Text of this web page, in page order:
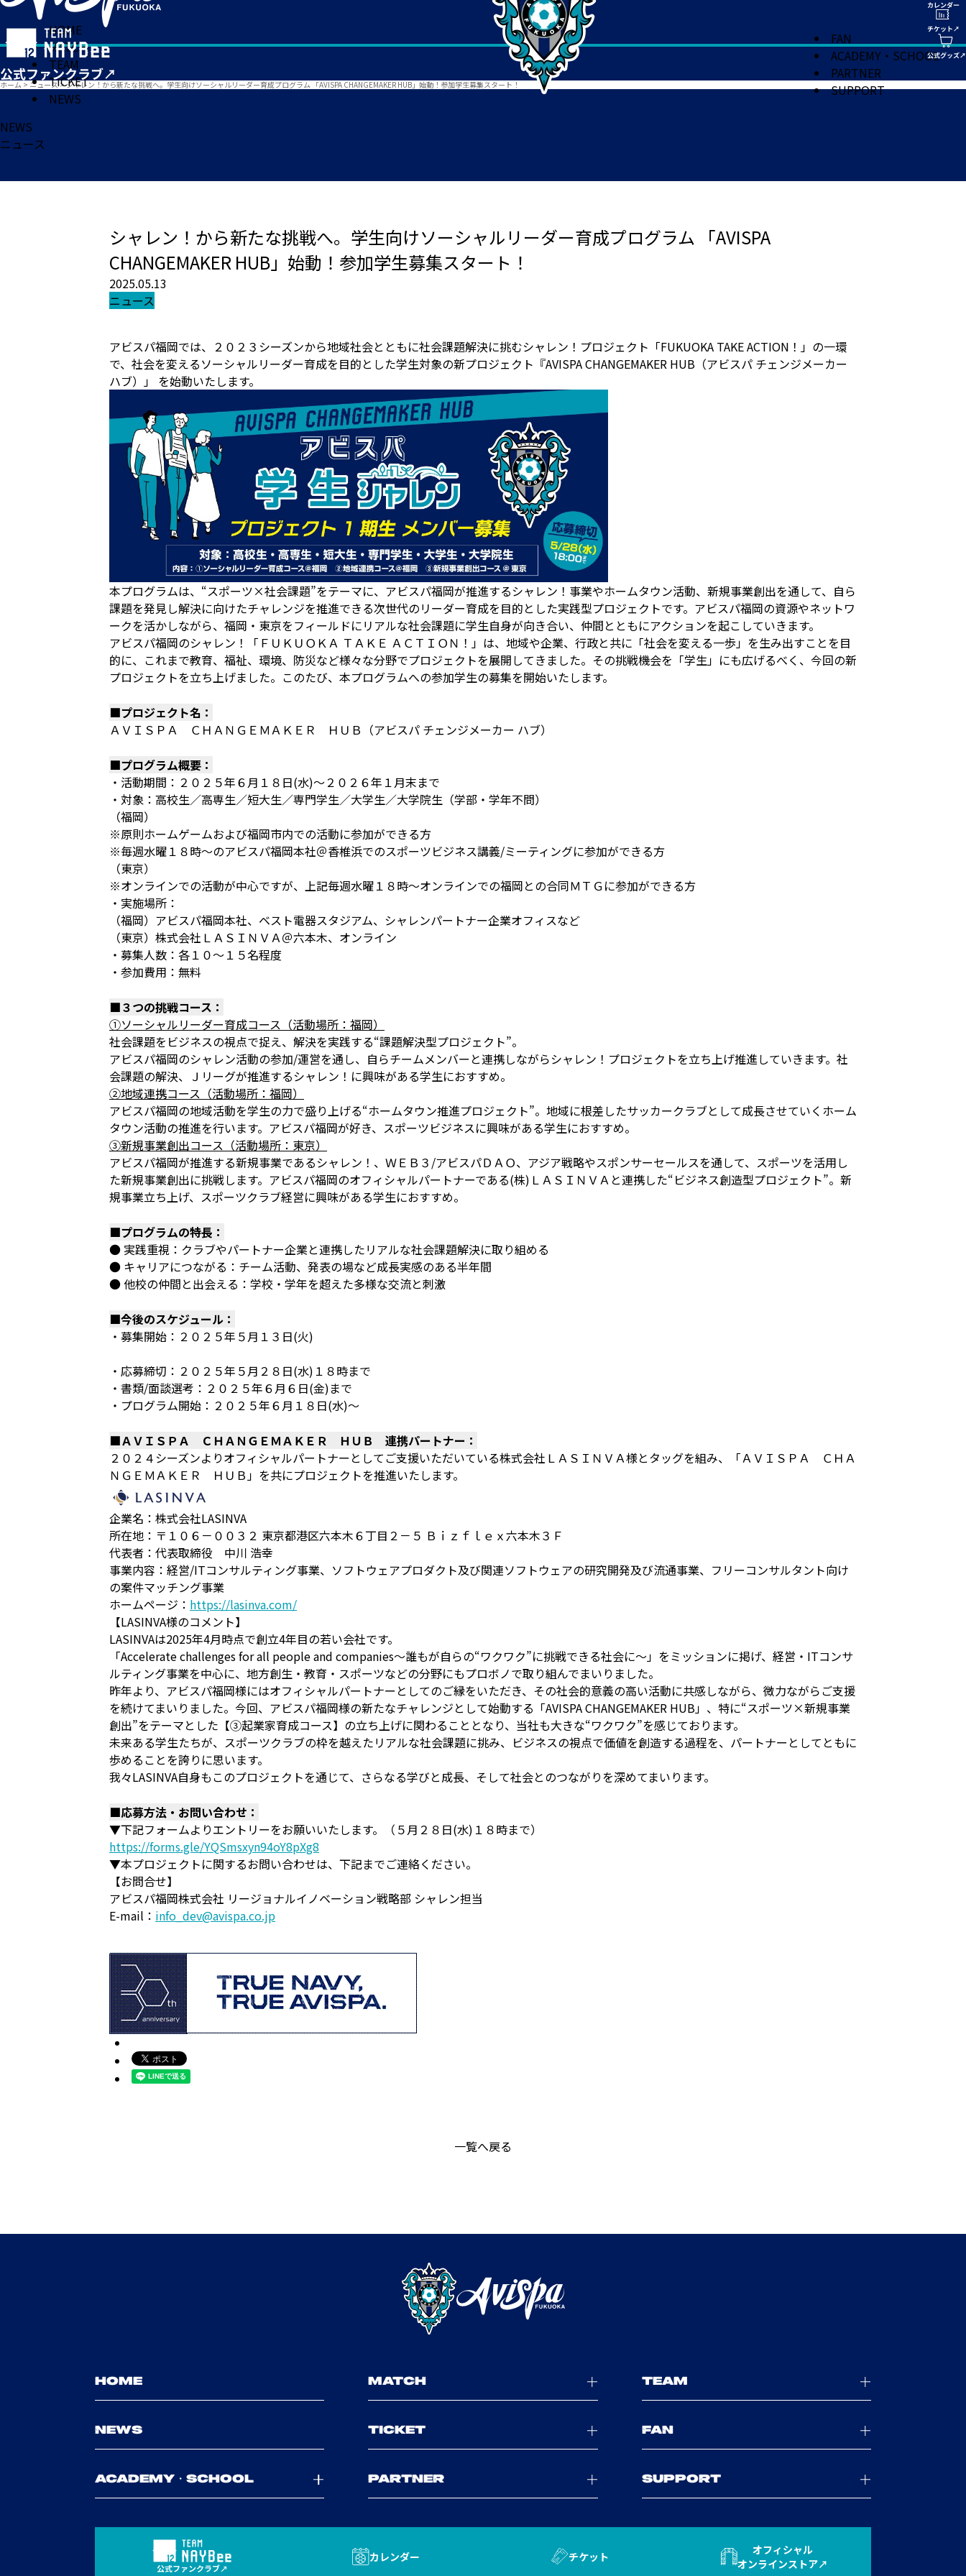
HOME
MATCH
TEAM
TICKET
NEWS
FAN
ACADEMY・SCHOOL
PARTNER
SUPPORT
ホーム > ニュース>シャレン！から新たな挑戦へ。学生向けソーシャルリーダー育成プログラム 「AVISPA CHANGEMAKER HUB」始動！参加学生募集スタート！
NEWS
ニュース
シャレン！から新たな挑戦へ。学生向けソーシャルリーダー育成プログラム 「AVISPA
CHANGEMAKER HUB」始動！参加学生募集スタート！
2025.05.13
ニュース
アビスパ福岡では、２０２３シーズンから地域社会とともに社会課題解決に挑むシャレン！プロジェクト「FUKUOKA TAKE ACTION！」の一環
で、社会を変えるソーシャルリーダー育成を目的とした学生対象の新プロジェクト『AVISPA CHANGEMAKER HUB（アビスパ チェンジメーカー
ハブ）」 を始動いたします。
本プログラムは、“スポーツ×社会課題”をテーマに、アビスパ福岡が推進するシャレン！事業やホームタウン活動、新規事業創出を通して、自ら
課題を発見し解決に向けたチャレンジを推進できる次世代のリーダー育成を目的とした実践型プロジェクトです。アビスパ福岡の資源やネットワ
ークを活かしながら、福岡・東京をフィールドにリアルな社会課題に学生自身が向き合い、仲間とともにアクションを起こしていきます。
アビスパ福岡のシャレン！「ＦＵＫＵＯＫＡ ＴＡＫＥ ＡＣＴＩＯＮ！」は、地域や企業、行政と共に「社会を変える一歩」を生み出すことを目
的に、これまで教育、福祉、環境、防災など様々な分野でプロジェクトを展開してきました。その挑戦機会を「学生」にも広げるべく、今回の新
プロジェクトを立ち上げました。このたび、本プログラムへの参加学生の募集を開始いたします。
■プロジェクト名：
ＡＶＩＳＰＡ ＣＨＡＮＧＥＭＡＫＥＲ ＨＵＢ（アビスパ チェンジメーカー ハブ）
■プログラム概要：
・活動期間：２０２５年６月１８日(水)～２０２６年１月末まで
・対象：高校生／高専生／短大生／専門学生／大学生／大学院生（学部・学年不問）
（福岡）
※原則ホームゲームおよび福岡市内での活動に参加ができる方
※毎週水曜１８時～のアビスパ福岡本社＠香椎浜でのスポーツビジネス講義/ミーティングに参加ができる方
（東京）
※オンラインでの活動が中心ですが、上記毎週水曜１８時～オンラインでの福岡との合同ＭＴＧに参加ができる方
・実施場所：
（福岡）アビスパ福岡本社、ベスト電器スタジアム、シャレンパートナー企業オフィスなど
（東京）株式会社ＬＡＳＩＮＶＡ＠六本木、オンライン
・募集人数：各１０～１５名程度
・参加費用：無料
■３つの挑戦コース：
①ソーシャルリーダー育成コース（活動場所：福岡）
社会課題をビジネスの視点で捉え、解決を実践する“課題解決型プロジェクト”。
アビスパ福岡のシャレン活動の参加/運営を通し、自らチームメンバーと連携しながらシャレン！プロジェクトを立ち上げ推進していきます。社
会課題の解決、Ｊリーグが推進するシャレン！に興味がある学生におすすめ。
②地域連携コース（活動場所：福岡）
アビスパ福岡の地域活動を学生の力で盛り上げる“ホームタウン推進プロジェクト”。地域に根差したサッカークラブとして成長させていくホーム
タウン活動の推進を行います。アビスパ福岡が好き、スポーツビジネスに興味がある学生におすすめ。
③新規事業創出コース（活動場所：東京）
アビスパ福岡が推進する新規事業であるシャレン！、ＷＥＢ３/アビスパＤＡＯ、アジア戦略やスポンサーセールスを通して、スポーツを活用し
た新規事業創出に挑戦します。アビスパ福岡のオフィシャルパートナーである(株)ＬＡＳＩＮＶＡと連携した“ビジネス創造型プロジェクト”。新
規事業立ち上げ、スポーツクラブ経営に興味がある学生におすすめ。
■プログラムの特長：
● 実践重視：クラブやパートナー企業と連携したリアルな社会課題解決に取り組める
● キャリアにつながる：チーム活動、発表の場など成長実感のある半年間
● 他校の仲間と出会える：学校・学年を超えた多様な交流と刺激
■今後のスケジュール：
・募集開始：２０２５年５月１３日(火)
・応募締切：２０２５年５月２８日(水)１８時まで
・書類/面談選考：２０２５年６月６日(金)まで
・プログラム開始：２０２５年６月１８日(水)～
■ＡＶＩＳＰＡ ＣＨＡＮＧＥＭＡＫＥＲ ＨＵＢ 連携パートナー：
２０２４シーズンよりオフィシャルパートナーとしてご支援いただいている株式会社ＬＡＳＩＮＶＡ様とタッグを組み、「ＡＶＩＳＰＡ ＣＨＡ
ＮＧＥＭＡＫＥＲ ＨＵＢ」を共にプロジェクトを推進いたします。
企業名：株式会社LASINVA
所在地：〒１０６－００３２ 東京都港区六本木６丁目２－５ Ｂｉｚｆｌｅｘ六本木３Ｆ
代表者：代表取締役 中川 浩幸
事業内容：経営/ITコンサルティング事業、ソフトウェアプロダクト及び関連ソフトウェアの研究開発及び流通事業、フリーコンサルタント向け
の案件マッチング事業
ホームページ： https://lasinva.com/
【LASINVA様のコメント】
LASINVAは2025年4月時点で創立4年目の若い会社です。
「Accelerate challenges for all people and companies〜誰もが自らの“ワクワク”に挑戦できる社会に〜」をミッションに掲げ、経営・ITコンサ
ルティング事業を中心に、地方創生・教育・スポーツなどの分野にもプロボノで取り組んでまいりました。
昨年より、アビスパ福岡様にはオフィシャルパートナーとしてのご縁をいただき、その社会的意義の高い活動に共感しながら、微力ながらご支援
を続けてまいりました。今回、アビスパ福岡様の新たなチャレンジとして始動する「AVISPA CHANGEMAKER HUB」、特に“スポーツ×新規事業
創出”をテーマとした【③起業家育成コース】の立ち上げに関わることとなり、当社も大きな“ワクワク”を感じております。
未来ある学生たちが、スポーツクラブの枠を越えたリアルな社会課題に挑み、ビジネスの視点で価値を創造する過程を、パートナーとしてともに
歩めることを誇りに思います。
我々LASINVA自身もこのプロジェクトを通じて、さらなる学びと成長、そして社会とのつながりを深めてまいります。
■応募方法・お問い合わせ：
▼下記フォームよりエントリーをお願いいたします。（５月２８日(水)１８時まで）
https://forms.gle/YQSmsxyn94oY8pXg8
▼本プロジェクトに関するお問い合わせは、下記までご連絡ください。
【お問合せ】
アビスパ福岡株式会社 リージョナルイノベーション戦略部 シャレン担当
E-mail： info_dev@avispa.co.jp
一覧へ戻る
HOME MATCH TEAM
NEWS TICKET FAN
ACADEMY・SCHOOL PARTNER SUPPORT
公式ファンクラブ
カレンダー チケット
オフィシャル
オンラインストア